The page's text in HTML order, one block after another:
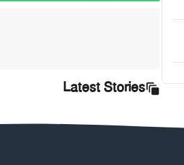
Latest Stories